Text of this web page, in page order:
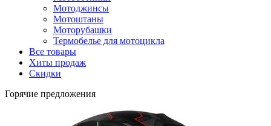
Мотоджинсы
Мотоштаны
Моторубашки
Термобелье для мотоцикла
Все товары
Хиты продаж
Скидки
Горячие предложения